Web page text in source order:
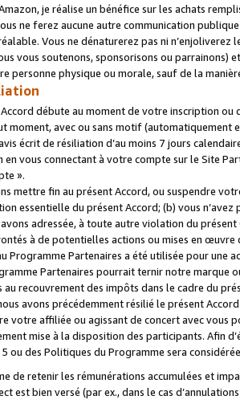
je réalise un bénéfice sur les achats
ne ferez aucune autre communication
Vous ne dénaturerez pas ni
vous soutenons, sponsorisons ou parrainons)
personne physique ou morale, sauf de la
débute au moment de votre inscription
moment, avec ou sans motif (automatiquement
écrit de résiliation d’au moins 7 jours
en vous connectant à votre compte sur le Site
».
mettre fin au présent Accord, ou suspendre
essentielle du présent Accord; (b) vous
adressée, à toute autre violation du
à de potentielles actions ou mises en
Programme Partenaires a été utilisée pour une
Partenaires pourrait ternir notre marque
recouvrement des impôts dans le cadre du
avons précédemment résilié le présent
votre affiliée ou agissant de concert avec vous
mise à la disposition des participants. Afin
ou des Politiques du Programme sera
de retenir les rémunérations accumulées et
est bien versé (par ex., dans le cas